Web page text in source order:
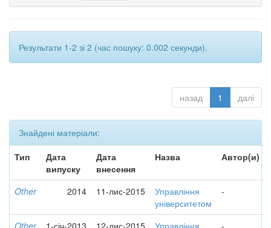
Результати 1-2 зі 2 (час пошуку: 0.002 секунди).
назад 1 далі
Знайдені матеріали:
Тип
Дата
випуску
Дата
внесення
Назва Автор(и)
Other 2014 11-лис-2015
Управління
університетом
-
Other 1-січ-2013 12-лис-2015
Управління
-